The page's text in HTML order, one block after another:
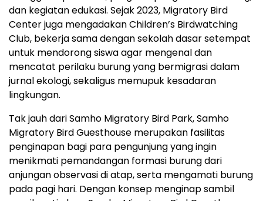
dan kegiatan edukasi. Sejak 2023, Migratory Bird
Center juga mengadakan Children’s Birdwatching
Club, bekerja sama dengan sekolah dasar setempat
untuk mendorong siswa agar mengenal dan
mencatat perilaku burung yang bermigrasi dalam
jurnal ekologi, sekaligus memupuk kesadaran
lingkungan.
Tak jauh dari Samho Migratory Bird Park, Samho
Migratory Bird Guesthouse merupakan fasilitas
penginapan bagi para pengunjung yang ingin
menikmati pemandangan formasi burung dari
anjungan observasi di atap, serta mengamati burung
pada pagi hari. Dengan konsep menginap sambil